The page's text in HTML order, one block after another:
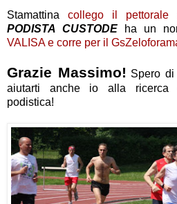
Stamattinacollego il pettorale
PODISTA CUSTODE ha un
VALISA e corre per il
Grazie Massimo! Spero
aiutarti anche io alla ricerca
podistica!